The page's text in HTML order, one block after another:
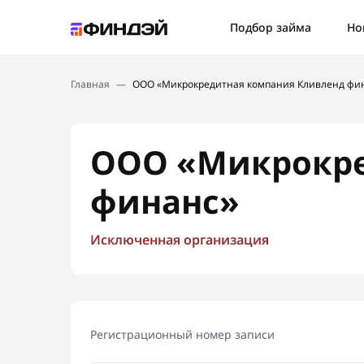
Подбор займа
Новости
Главная — ООО «Микрокредитная компания Кливленд
ООО
финанс»
Исключенная организация
Регистрационный номер записи